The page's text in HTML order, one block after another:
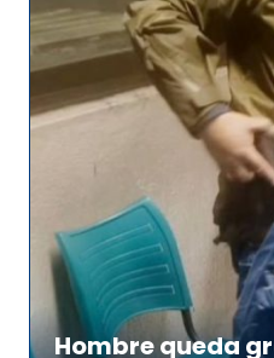
Hombre queda